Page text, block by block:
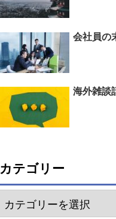
会社員の
海外雑
カテゴリー